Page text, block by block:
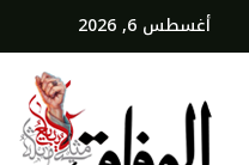
أغسطس 6, 2026